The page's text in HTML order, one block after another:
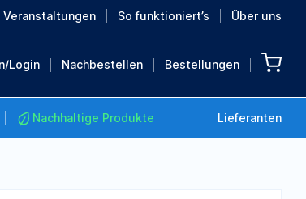
Veranstaltungen So funktioniert’s Über uns
Login Nachbestellen Bestellungen
Nachhaltige Produkte Lieferanten